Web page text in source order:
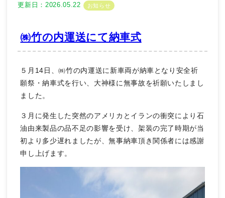
更新日：2026.05.22 お知らせ
㈱竹の内運送にて納車式
５月14日、㈱竹の内運送に新車両が納車となり安全祈
願祭・納車式を行い、大神様に無事故を祈願いたしまし
ました。
３月に発生した突然のアメリカとイランの衝突により石
油由来製品の品不足の影響を受け、架装の完了時期が当
初より多少遅れましたが、無事納車頂き関係者には感謝
申し上げます。